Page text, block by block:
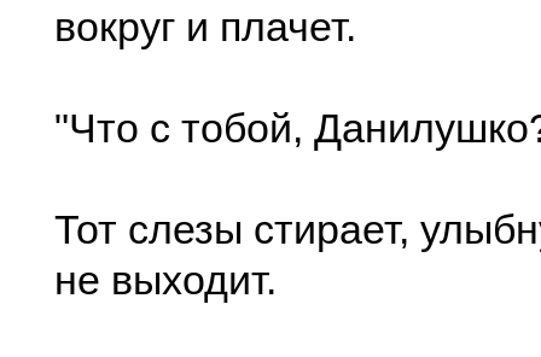
вокруг и плачет.
"Что с тобой,
Тот слезы стирает,
не выходит.